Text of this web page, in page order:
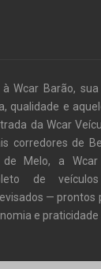
Wcar Barão,
qualidade e
da Wcar
corredores de
de Melo, a
de veículos
— prontos
e